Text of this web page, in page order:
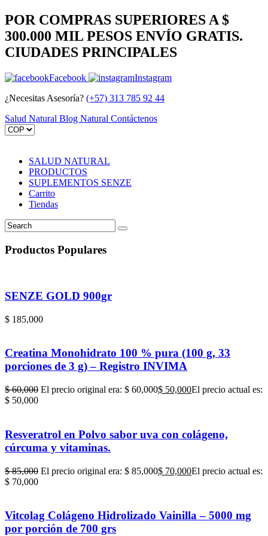
POR COMPRAS SUPERIORES A $
300.000 MIL PESOS ENVÍO GRATIS.
CIUDADES PRINCIPALES
Facebook
Instagram
¿Necesitas Asesoría? (+57) 313 785 92 44
Salud Natural Blog Natural Contáctenos
SALUD NATURAL
PRODUCTOS
SUPLEMENTOS SENZE
Carrito
Tiendas
Productos Populares
SENZE GOLD 900gr
$ 185,000
Creatina Monohidrato 100 % pura (100 g, 33
porciones de 3 g) – Registro INVIMA
$60,000 El precio original era: $ 60,000$ 50,000El precio actual es:
$ 50,000
Resveratrol en Polvo sabor uva con colágeno,
cúrcuma y vitaminas.
$85,000 El precio original era: $ 85,000$ 70,000El precio actual es:
$ 70,000
Vitcolag Colágeno Hidrolizado Vainilla – 5000 mg
por porción de 700 grs